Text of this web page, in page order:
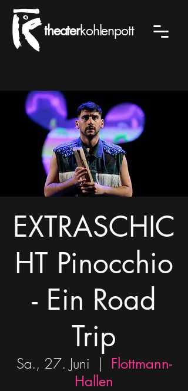
theaterkohlenpott
EXTRASCHIC
HT Pinocchio
- Ein Road
Trip
Sa., 27. Juni
  |
Flottmann-
Hallen